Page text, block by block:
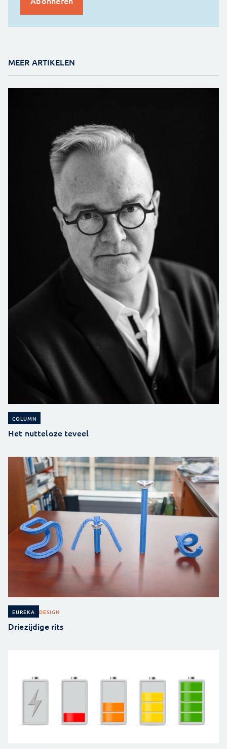
MEER ARTIKELEN
COLUMN
Het nutteloze teveel
EUREKA DESIGN
Driezijdige rits